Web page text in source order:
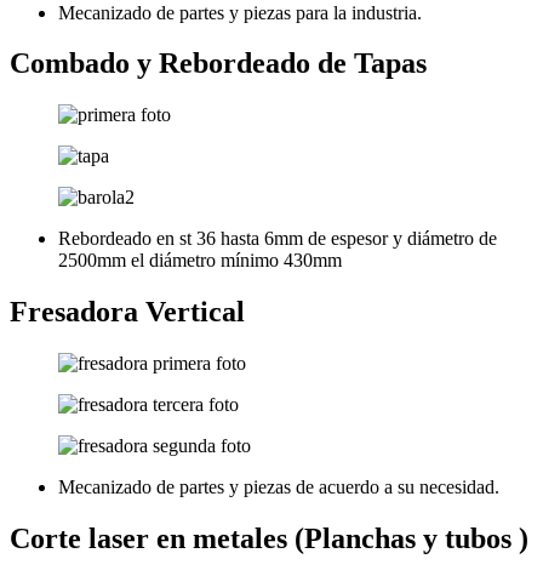
Mecanizado de partes y piezas para la industria.
Combado y Rebordeado de Tapas
Rebordeado en st 36 hasta 6mm de espesor y diámetro de
2500mm el diámetro mínimo 430mm
Fresadora Vertical
Mecanizado de partes y piezas de acuerdo a su necesidad.
Corte laser en metales (Planchas y tubos )